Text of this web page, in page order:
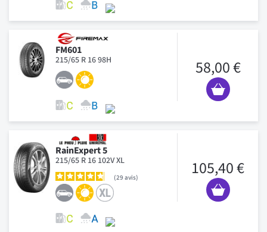
FM601
215/65 R 16 98H 58,00 €
RainExpert 5
215/65 R 16 102V XL
29 avis 105,40 €